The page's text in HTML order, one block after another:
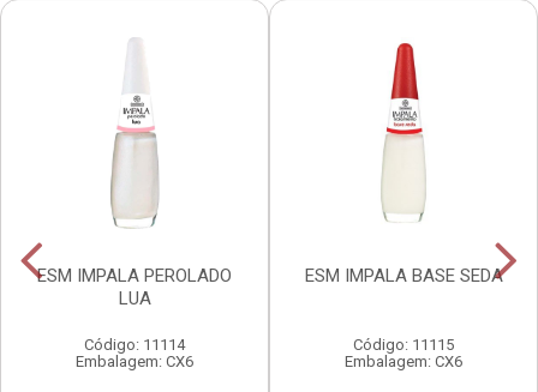
ESM IMPALA PEROLADO
LUA
Código: 11114
Embalagem: CX6
ESM IMPALA BASE SEDA
Código: 11115
Embalagem: CX6